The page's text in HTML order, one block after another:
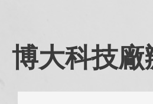
博大科技廠